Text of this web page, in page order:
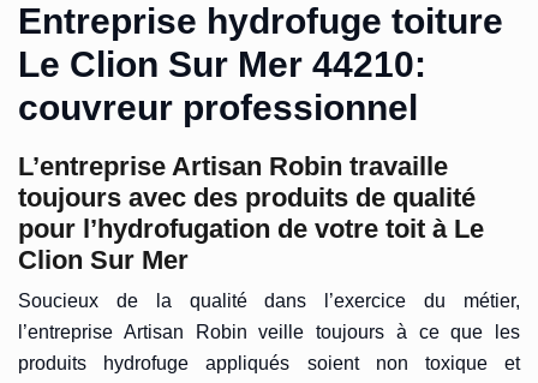
Entreprise hydrofuge toiture
Le Clion Sur Mer 44210:
couvreur professionnel
L’entreprise Artisan Robin travaille
toujours avec des produits de qualité
pour l’hydrofugation de votre toit à Le
Clion Sur Mer
Soucieux de la qualité dans l’exercice du métier,
l’entreprise Artisan Robin veille toujours à ce que les
produits hydrofuge appliqués soient non toxique et